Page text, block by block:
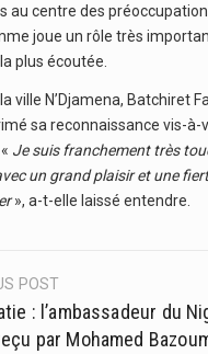
au centre des
joue un rôle très
plus écoutée.
ville N’Djamena, Batchiret
sa reconnaissance vis-à-
Je suis franchement très
un grand plaisir et une
», a-t-elle laissé entendre.
POST
: l’ambassadeur du
par Mohamed